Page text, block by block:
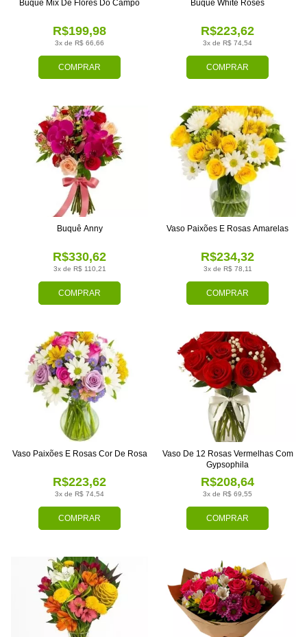
COMPRAR
3x de R$ 66,66
R$199,98
Buquê Mix De Flores Do Campo
COMPRAR
3x de R$ 74,54
R$223,62
Buquê White Roses
COMPRAR
3x de R$ 110,21
R$330,62
Buquê Anny
COMPRAR
3x de R$ 78,11
R$234,32
Vaso Paixões E Rosas Amarelas
COMPRAR
3x de R$ 74,54
R$223,62
Vaso Paixões E Rosas Cor De Rosa
COMPRAR
3x de R$ 69,55
R$208,64
Vaso De 12 Rosas Vermelhas Com
Gypsophila